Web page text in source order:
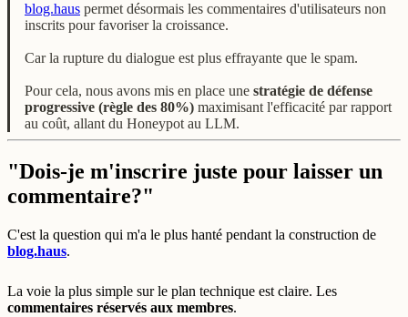
blog.haus permet désormais les commentaires d'utilisateurs non
inscrits pour favoriser la croissance.
Car la rupture du dialogue est plus effrayante que le spam.
Pour cela, nous avons mis en place une stratégie de défense
progressive (règle des 80%) maximisant l'efficacité par rapport
au coût, allant du Honeypot au LLM.
"Dois-je m'inscrire juste pour laisser un
commentaire?"
C'est la question qui m'a le plus hanté pendant la construction de
blog.haus.
La voie la plus simple sur le plan technique est claire. Les
commentaires réservés aux membres.